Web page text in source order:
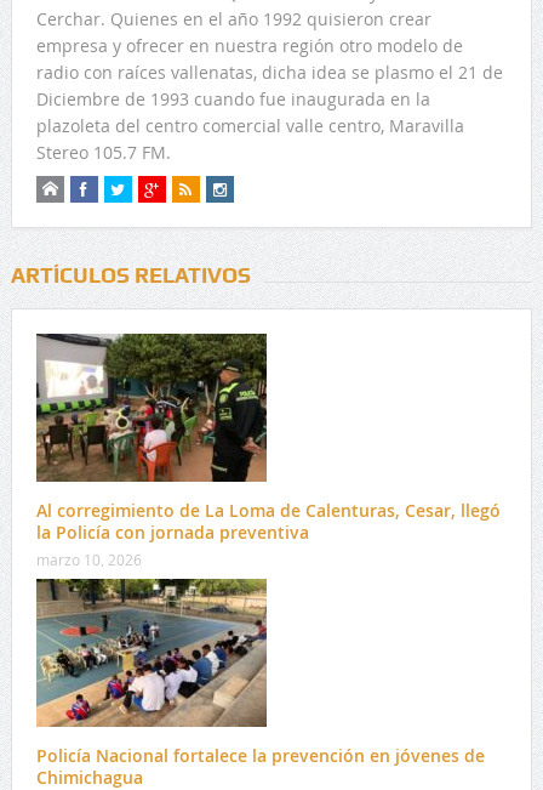
Cerchar. Quienes en el año 1992 quisieron crear
empresa y ofrecer en nuestra región otro modelo de
radio con raíces vallenatas, dicha idea se plasmo el 21 de
Diciembre de 1993 cuando fue inaugurada en la
plazoleta del centro comercial valle centro, Maravilla
Stereo 105.7 FM.
ARTÍCULOS RELATIVOS
Al corregimiento de La Loma de Calenturas, Cesar, llegó
la Policía con jornada preventiva
marzo 10, 2026
Policía Nacional fortalece la prevención en jóvenes de
Chimichagua